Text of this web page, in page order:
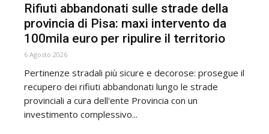
Rifiuti abbandonati sulle strade della
provincia di Pisa: maxi intervento da
100mila euro per ripulire il territorio
6 Agosto 2026
Pertinenze stradali più sicure e decorose: prosegue il
recupero dei rifiuti abbandonati lungo le strade
provinciali a cura dell'ente Provincia con un
investimento complessivo...